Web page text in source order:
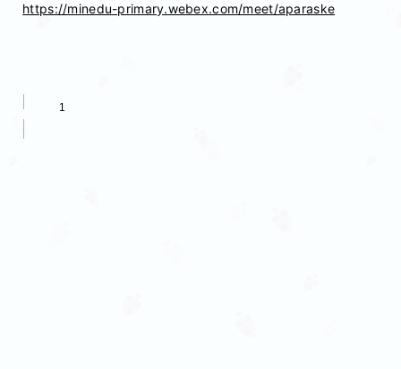
https://minedu-primary.webex.com/meet/aparaske